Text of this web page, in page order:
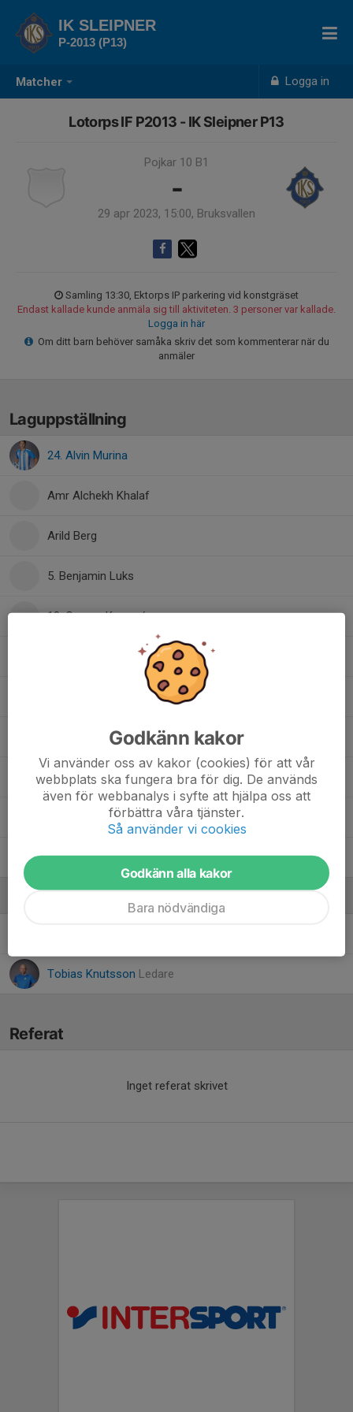
Matcher Logga in
IK SLEIPNER
P-2013 (P13)
Lotorps IF P2013 - IK Sleipner P13
Pojkar 10 B1
-
29 apr 2023, 15:00, Bruksvallen
Samling 13:30, Ektorps IP parkering vid konstgräset
Endast kallade kunde anmäla sig till aktiviteten. 3 personer var kallade.
Logga in här
Om ditt barn behöver samåka skriv det som kommenterar när du
anmäler
Laguppställning
24. Alvin Murina
Amr Alchekh Khalaf
Arild Berg
5. Benjamin Luks
10. Casper Kromnér
25. Leonardo Murina
16. Nicholas Pehrsson
26. Seljadin Murina
Tim Nevander Knutsson
Tobias Knutsson Ledare
Referat
Inget referat skrivet
Godkänn kakor
Vi använder oss av kakor (cookies) för att vår
webbplats ska fungera bra för dig. De används
även för webbanalys i syfte att hjälpa oss att
förbättra våra tjänster.
Så använder vi cookies
Godkänn alla kakor
Bara nödvändiga